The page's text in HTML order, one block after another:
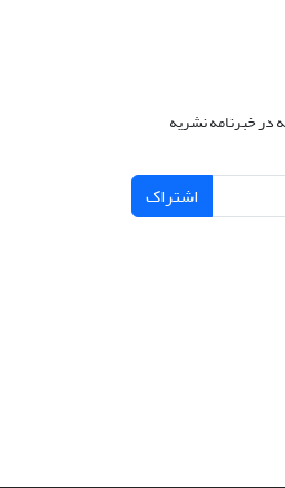
در خبرنامه نشریه
اشتراک